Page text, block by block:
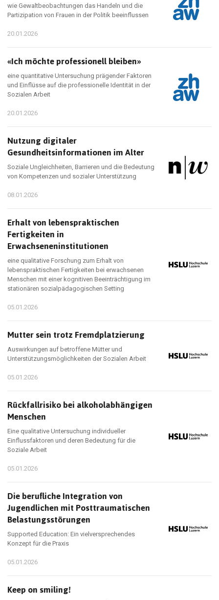
wie Gewaltbeobachtungen das Handeln und die
Partizipation von Frauen in der Politik beeinflussen
20.01.2026
«Ich möchte professionell bleiben»
eine quantitative Untersuchung prägender Faktoren
und Einflüsse auf die professionelle Identität in der
Sozialen Arbeit
20.01.2026
Nutzung digitaler
Gesundheitsinformationen im Alter
Soziale Ungleichheiten, Barrieren und die Bedeutung
von Kompetenzen und sozialer Unterstützung
08.01.2026
Erhalt von lebenspraktischen
Fertigkeiten in
Erwachseneninstitutionen
eine qualitative Forschung zum Erhalt von
lebenspraktischen Fertigkeiten bei erwachsenen
Menschen mit einer kognitiven Beeinträchtigung im
stationären sozialpädagogischen Setting
05.01.2026
Mutter sein trotz Fremdplatzierung
Auswirkungen auf betroffene Mütter und
Unterstützungsmöglichkeiten der Sozialen Arbeit
05.01.2026
Rückfallrisiko bei alkoholabhängigen
Menschen
Eine qualitative Untersuchung individueller
Einflussfaktoren und deren Bedeutung für die
Soziale Arbeit
05.01.2026
Die berufliche Integration von
Jugendlichen mit Posttraumatischen
Belastungsstörungen
Supported Education: Ein vielversprechendes
Konzept für die Praxis
05.01.2026
Keep on smiling!